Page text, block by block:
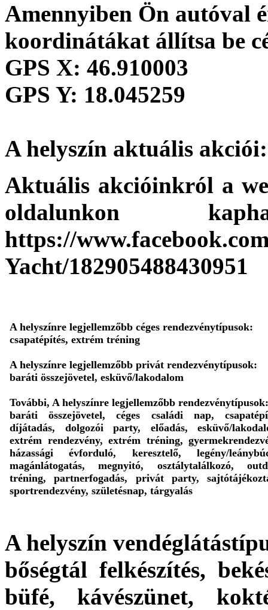
Amennyiben Ön autóval
koordinátákat állítsa be
GPS X: 46.910003
GPS Y: 18.045259
A helyszín aktuális akciói:
Aktuális akcióinkról a
oldalunkon
https://
Yacht/182905488430951
A helyszínre legjellemzőbb céges rendezvénytípusok:
csapatépítés, extrém tréning
A helyszínre legjellemzőbb privát rendezvénytípusok:
baráti összejövetel, esküvő/lakodalom
További, A helyszínre legjellemzőbb rendezvénytípusok:
baráti összejövetel, céges családi nap,
díjátadás, dolgozói party, előadás, esküvő/
extrém rendezvény, extrém tréning,
házassági évforduló, keresztelő, legény/
magánlátogatás, megnyitó, osztálytalálkozó,
tréning, partnerfogadás, privát party,
sportrendezvény, születésnap, tárgyalás
A helyszín
bőségtál felkészítés,
büfé, kávészünet,